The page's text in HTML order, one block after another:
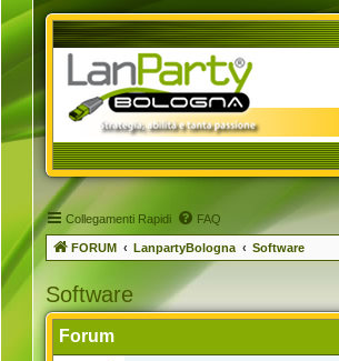
Collegamenti Rapidi FAQ
FORUM LanpartyBologna Software
Software
Forum